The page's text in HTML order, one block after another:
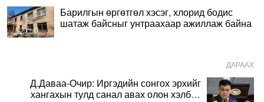
Барилгын өргөтгөл хэсэг, хлорид бодис
шатаж байсныг унтраахаар ажиллаж байна
ДАРААХ
Д.Даваа-Очир: Иргэдийн сонгох эрхийг
хангахын тулд санал авах олон хэлбэр